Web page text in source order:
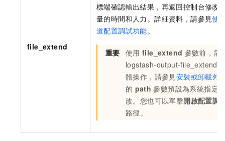
file_extend
標端確認輸出結果，再返回控制台修改
量的時間和人力。詳細資料，請參見使
道配置調試功能。
重要 使用 file_extend 參數前，需
logstash-output-file_extend
體操作，請參見 安裝或卸載外
的 path 參數預設為系統指定
改。您也可以單擊開啟配置調
路徑。